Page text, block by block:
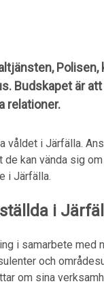
Budskapet är
relationer.
våldet i Järfälla.
kan vända sig
i Järfälla.
i
i samarbete
och
om sina